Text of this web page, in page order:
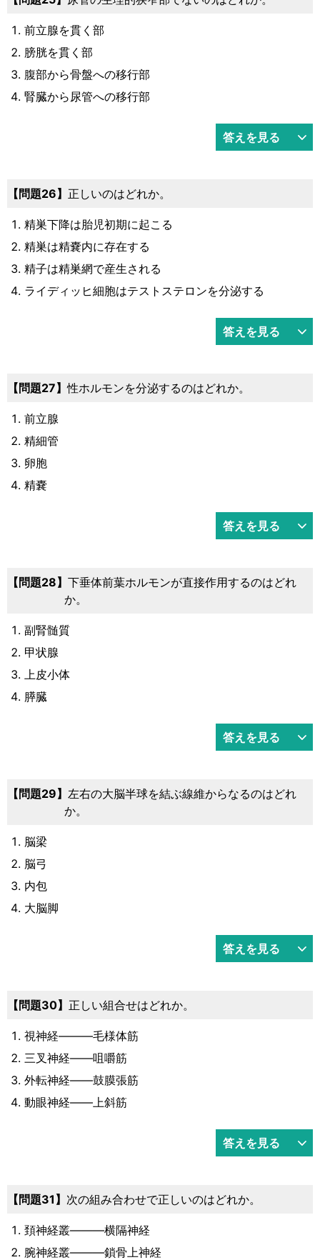
前立腺を貫く部
膀胱を貫く部
腹部から骨盤への移行部
腎臓から尿管への移行部
答えを見る
26 正しいのはどれか。
精巣下降は胎児初期に起こる
精巣は精嚢内に存在する
精子は精巣網で産生される
ライディッヒ細胞はテストステロンを分泌する
答えを見る
27 性ホルモンを分泌するのはどれか。
前立腺
精細管
卵胞
精嚢
答えを見る
28
下垂体前葉ホルモンが直接作用するのはどれ
か。
副腎髄質
甲状腺
上皮小体
膵臓
答えを見る
29
左右の大脳半球を結ぶ線維からなるのはどれ
か。
脳梁
脳弓
内包
大脳脚
答えを見る
30 正しい組合せはどれか。
視神経―――毛様体筋
三叉神経――咀嚼筋
外転神経――鼓膜張筋
動眼神経――上斜筋
答えを見る
31 次の組み合わせで正しいのはどれか。
頚神経叢―――横隔神経
腕神経叢―――鎖骨上神経